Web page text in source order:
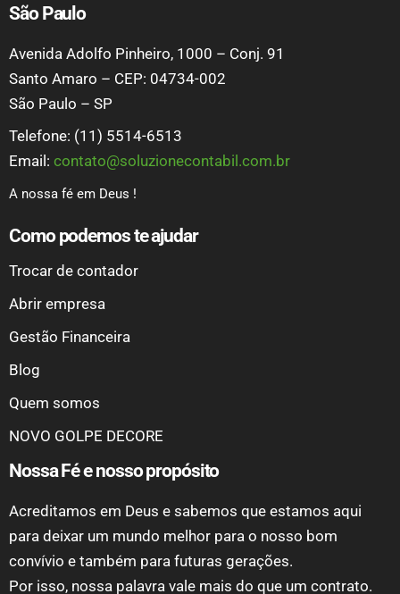
São Paulo
Avenida Adolfo Pinheiro, 1000 – Conj. 91
Santo Amaro – CEP: 04734-002
São Paulo – SP
Telefone: (11) 5514-6513
Email: contato@soluzionecontabil.com.br
A nossa fé em Deus !
Como podemos te ajudar
Trocar de contador
Abrir empresa
Gestão Financeira
Blog
Quem somos
NOVO GOLPE DECORE
Nossa Fé e nosso propósito
Acreditamos em Deus e sabemos que estamos aqui
para deixar um mundo melhor para o nosso bom
convívio e também para futuras gerações.
Por isso, nossa palavra vale mais do que um contrato.